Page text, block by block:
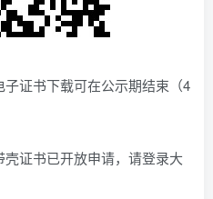
子证书下载可在公示期结束（4
壳证书已开放申请，请登录大